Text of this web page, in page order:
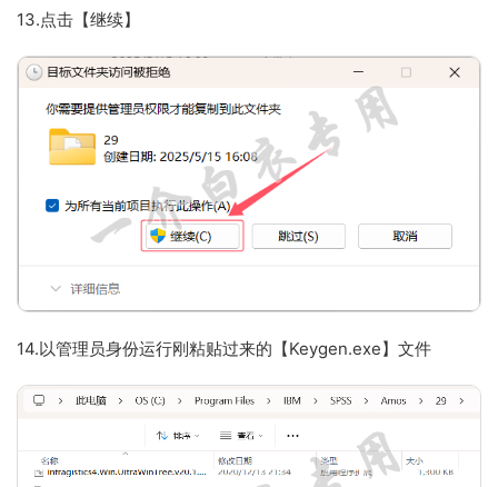
13.点击【继续】
14.以管理员身份运行刚粘贴过来的【Keygen.exe】文件